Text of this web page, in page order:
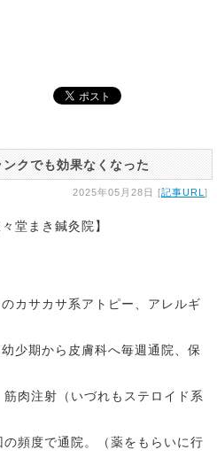
クでも効果なくなった
2025年05月28日 [記事URL ]
堂まき鍼灸院】
カサカサ系アトピー、アレルギ
少期から皮膚科へ毎週通院、保
肉注射（いづれもステロイド系
頻度で通院。（薬をもらいに行